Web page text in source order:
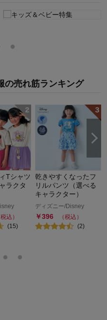
の売れ筋ランキング
Tシャツ
ラクタ
税込）
(15)
乾きやすくなったフ
リルパンツ（選べる
キャラクター）
ディズニー/Disney
￥396
（税込）
(2)